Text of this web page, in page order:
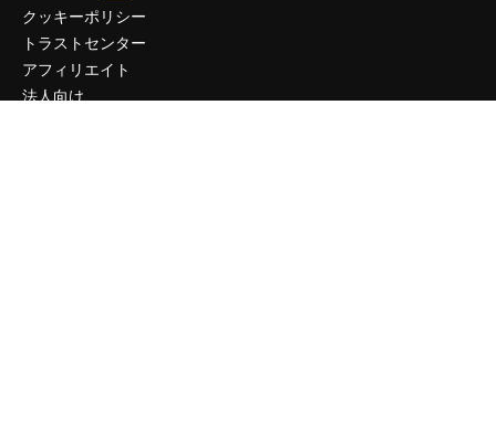
クッキーポリシー
トラストセンター
アフィリエイト
法人向け